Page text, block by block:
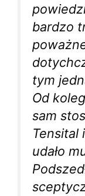
bardzo
tym
Od
sam
Tensital
udało